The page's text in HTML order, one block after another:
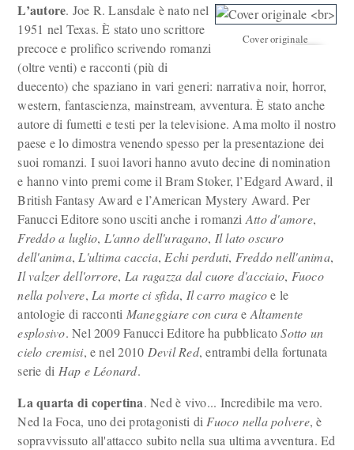
Cover originale
L’autore. Joe R. Lansdale è nato nel
1951 nel Texas. È stato uno scrittore
precoce e prolifico scrivendo romanzi
(oltre venti) e racconti (più di
duecento) che spaziano in vari generi: narrativa noir, horror,
western, fantascienza, mainstream, avventura. È stato anche
autore di fumetti e testi per la televisione. Ama molto il nostro
paese e lo dimostra venendo spesso per la presentazione dei
suoi romanzi. I suoi lavori hanno avuto decine di nomination
e hanno vinto premi come il Bram Stoker, l’Edgard Award, il
British Fantasy Award e l’American Mystery Award. Per
Fanucci Editore sono usciti anche i romanzi Atto d'amore,
Freddo a luglio, L'anno dell'uragano, Il lato oscuro
dell'anima, L'ultima caccia, Echi perduti, Freddo nell'anima,
Il valzer dell'orrore, La ragazza dal cuore d'acciaio, Fuoco
nella polvere, La morte ci sfida, Il carro magicoe le
antologie di racconti Maneggiare con curae Altamente
esplosivo. Nel 2009 Fanucci Editore ha pubblicatoSotto un
cielo cremisi, e nel 2010 Devil Red, entrambi della fortunata
serie di Hap e Léonard.
La quarta di copertina. Ned è vivo... Incredibile ma vero.
Ned la Foca, uno dei protagonisti di Fuoco nella polvere, è
sopravvissuto all'attacco subito nella sua ultima avventura. Ed